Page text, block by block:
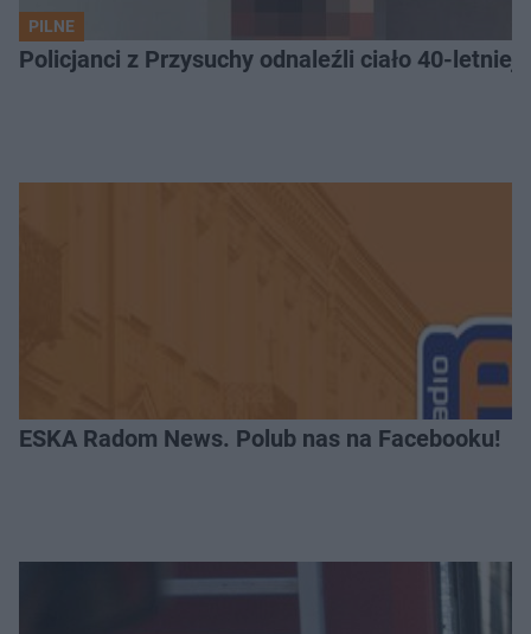
PILNE
Policjanci z Przysuchy odnaleźli ciało 40-letniej
ESKA Radom News. Polub nas na Facebooku!